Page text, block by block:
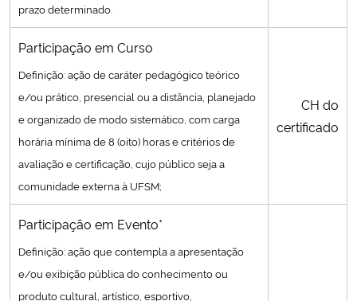
prazo determinado.
Participação em Curso
Definição: ação de caráter pedagógico teórico
e/ou prático, presencial ou a distância, planejado
e organizado de modo sistemático, com carga
horária mínima de 8 (oito) horas e critérios de
avaliação e certificação, cujo público seja a
comunidade externa à UFSM;
CH do
certificado
Participação em Evento*
Definição: ação que contempla a apresentação
e/ou exibição pública do conhecimento ou
produto cultural, artístico, esportivo,